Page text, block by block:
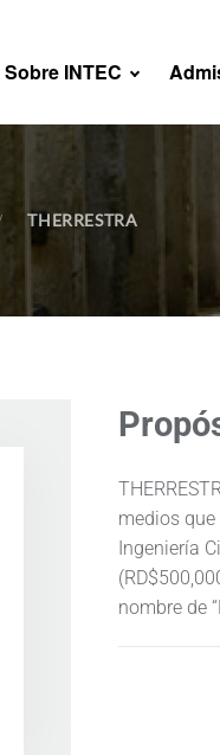
Sobre INTEC
THERRESTRA
medios
Ingeniería
nombre de